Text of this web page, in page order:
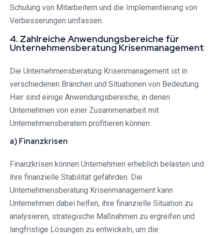
Schulung von Mitarbeitern und die Implementierung von
Verbesserungen umfassen.
4. Zahlreiche Anwendungsbereiche für
Unternehmensberatung Krisenmanagement
Die Unternehmensberatung Krisenmanagement ist in
verschiedenen Branchen und Situationen von Bedeutung.
Hier sind einige Anwendungsbereiche, in denen
Unternehmen von einer Zusammenarbeit mit
Unternehmensberatern profitieren können:
a) Finanzkrisen
Finanzkrisen können Unternehmen erheblich belasten und
ihre finanzielle Stabilität gefährden. Die
Unternehmensberatung Krisenmanagement kann
Unternehmen dabei helfen, ihre finanzielle Situation zu
analysieren, strategische Maßnahmen zu ergreifen und
langfristige Lösungen zu entwickeln, um die